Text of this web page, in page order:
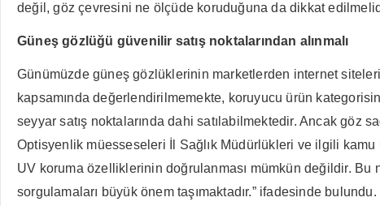
değil, göz çevresini ne ölçüde koruduğuna da dikkat
Güneş gözlüğü güvenilir satış noktalarından alınmalı
Günümüzde güneş gözlüklerinin marketlerden internet
kapsamında değerlendirilmemekte, koruyucu ürün
seyyar satış noktalarında dahi satılabilmektedir. Ancak göz
Optisyenlik müesseseleri İl Sağlık Müdürlükleri ve ilgili kamu
UV koruma özelliklerinin doğrulanması mümkün değildir. Bu
sorgulamaları büyük önem taşımaktadır.” ifadesinde bulundu.